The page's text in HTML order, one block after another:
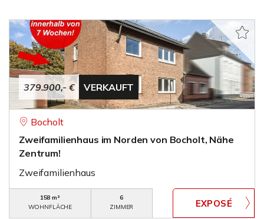
379.900,- € VERKAUFT
Bocholt
Zweifamilienhaus im Norden von Bocholt, Nähe
Zentrum!
Zweifamilienhaus
158 m²
WOHNFLÄCHE
6
ZIMMER